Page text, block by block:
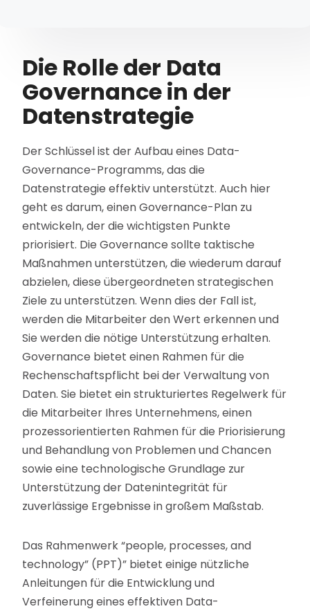
Die Rolle der Data
Governance in der
Datenstrategie
Der Schlüssel ist der Aufbau eines Data-
Governance-Programms, das die
Datenstrategie effektiv unterstützt. Auch hier
geht es darum, einen Governance-Plan zu
entwickeln, der die wichtigsten Punkte
priorisiert. Die Governance sollte taktische
Maßnahmen unterstützen, die wiederum darauf
abzielen, diese übergeordneten strategischen
Ziele zu unterstützen. Wenn dies der Fall ist,
werden die Mitarbeiter den Wert erkennen und
Sie werden die nötige Unterstützung erhalten.
Governance bietet einen Rahmen für die
Rechenschaftspflicht bei der Verwaltung von
Daten. Sie bietet ein strukturiertes Regelwerk für
die Mitarbeiter Ihres Unternehmens, einen
prozessorientierten Rahmen für die Priorisierung
und Behandlung von Problemen und Chancen
sowie eine technologische Grundlage zur
Unterstützung der Datenintegrität für
zuverlässige Ergebnisse in großem Maßstab.
Das Rahmenwerk “people, processes, and
technology” (PPT)” bietet einige nützliche
Anleitungen für die Entwicklung und
Verfeinerung eines effektiven Data-